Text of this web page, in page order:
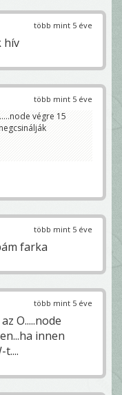
több mint 5 éve
hív
több mint 5 éve
végre 15
több mint 5 éve
farka
több mint 5 éve
O.....node
innen